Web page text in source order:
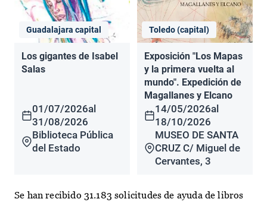
Guadalajara capital
Los gigantes de Isabel
Salas
01/07/2026al
31/08/2026
Biblioteca Pública
del Estado
Toledo (capital)
Exposición "Los Mapas
y la primera vuelta al
mundo". Expedición de
Magallanes y Elcano
14/05/2026al
18/10/2026
MUSEO DE SANTA
CRUZ C/ Miguel de
Cervantes, 3
Se han recibido 31.183 solicitudes de ayuda de libros